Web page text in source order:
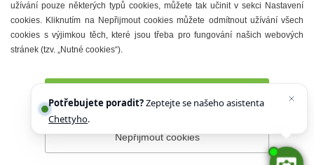
Městské muzeum a galerie
Denní meníčka
Prohlášení o přístupnosti Správce webu
užívání pouze některých typů cookies, můžete tak učinit v sekci Nastavení
cookies. Kliknutím na Nepřijmout cookies můžete odmítnout užívání všech
cookies s výjimkou těch, které jsou třeba pro fungování našich webových
stránek (tzv. „Nutné cookies“).
Nepřijmout cookies
Potřebujete poradit?Zeptejte se našeho asistenta
Chettyho.